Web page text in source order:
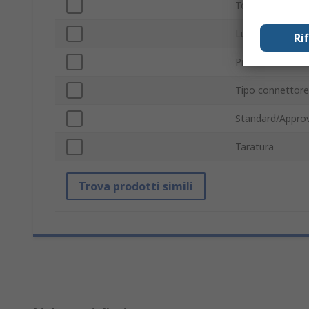
Temperatura
Lunghezza cavo
Precisione
Tipo connettore
Standard/
Taratura
Trova prodotti simili